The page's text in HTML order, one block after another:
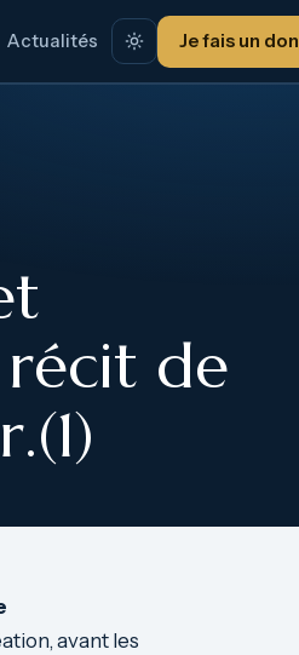
Actualités Je fais un don
de
avant les